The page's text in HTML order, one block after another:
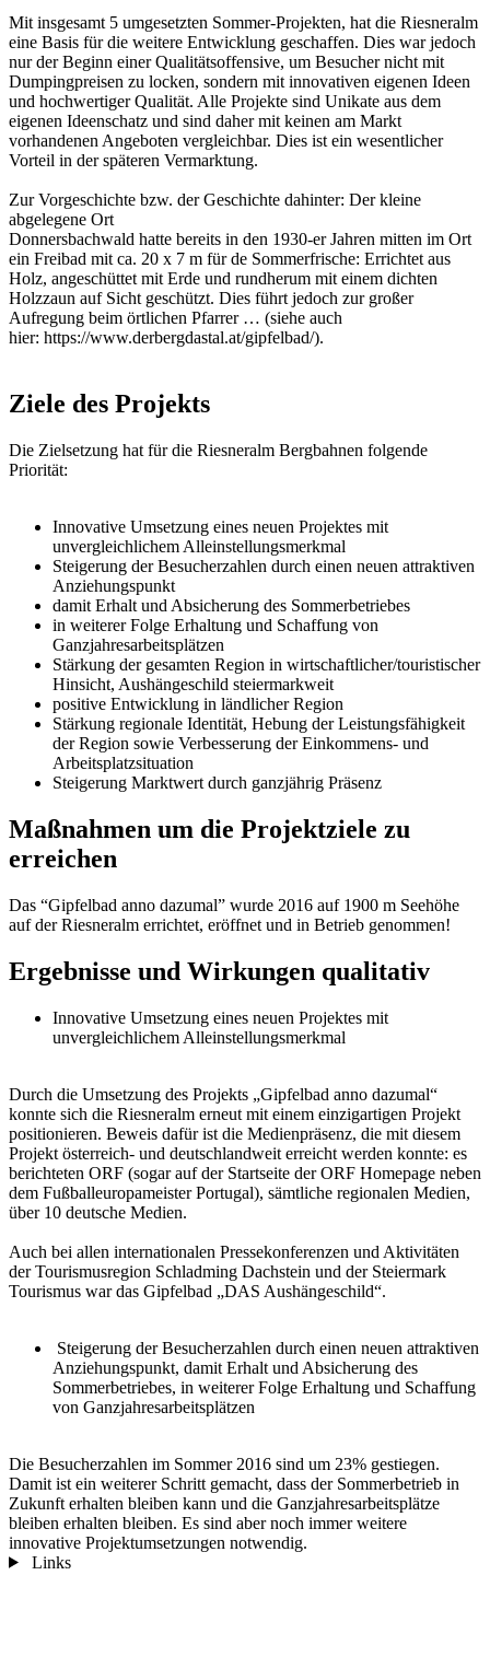
Mit insgesamt 5 umgesetzten Sommer-Projekten, hat die Riesneralm
eine Basis für die weitere Entwicklung geschaffen. Dies war jedoch
nur der Beginn einer Qualitätsoffensive, um Besucher nicht mit
Dumpingpreisen zu locken, sondern mit innovativen eigenen Ideen
und hochwertiger Qualität. Alle Projekte sind Unikate aus dem
eigenen Ideenschatz und sind daher mit keinen am Markt
vorhandenen Angeboten vergleichbar. Dies ist ein wesentlicher
Vorteil in der späteren Vermarktung.
Zur Vorgeschichte bzw. der Geschichte dahinter: Der kleine
abgelegene Ort
Donnersbachwald hatte bereits in den 1930-er Jahren mitten im Ort
ein Freibad mit ca. 20 x 7 m für de Sommerfrische: Errichtet aus
Holz, angeschüttet mit Erde und rundherum mit einem dichten
Holzzaun auf Sicht geschützt. Dies führt jedoch zur großer
Aufregung beim örtlichen Pfarrer … (siehe auch
hier: https://www.derbergdastal.at/gipfelbad/).
Ziele des Projekts
Die Zielsetzung hat für die Riesneralm Bergbahnen folgende
Priorität:
Innovative Umsetzung eines neuen Projektes mit
unvergleichlichem Alleinstellungsmerkmal
Steigerung der Besucherzahlen durch einen neuen attraktiven
Anziehungspunkt
damit Erhalt und Absicherung des Sommerbetriebes
in weiterer Folge Erhaltung und Schaffung von
Ganzjahresarbeitsplätzen
Stärkung der gesamten Region in wirtschaftlicher/touristischer
Hinsicht, Aushängeschild steiermarkweit
positive Entwicklung in ländlicher Region
Stärkung regionale Identität, Hebung der Leistungsfähigkeit
der Region sowie Verbesserung der Einkommens- und
Arbeitsplatzsituation
Steigerung Marktwert durch ganzjährig Präsenz
Maßnahmen um die Projektziele zu
erreichen
Das “Gipfelbad anno dazumal” wurde 2016 auf 1900 m Seehöhe
auf der Riesneralm errichtet, eröffnet und in Betrieb genommen!
Ergebnisse und Wirkungen qualitativ
Innovative Umsetzung eines neuen Projektes mit
unvergleichlichem Alleinstellungsmerkmal
Durch die Umsetzung des Projekts „Gipfelbad anno dazumal“
konnte sich die Riesneralm erneut mit einem einzigartigen Projekt
positionieren. Beweis dafür ist die Medienpräsenz, die mit diesem
Projekt österreich- und deutschlandweit erreicht werden konnte: es
berichteten ORF (sogar auf der Startseite der ORF Homepage neben
dem Fußballeuropameister Portugal), sämtliche regionalen Medien,
über 10 deutsche Medien.
Auch bei allen internationalen Pressekonferenzen und Aktivitäten
der Tourismusregion Schladming Dachstein und der Steiermark
Tourismus war das Gipfelbad „DAS Aushängeschild“.
Steigerung der Besucherzahlen durch einen neuen attraktiven
Anziehungspunkt, damit Erhalt und Absicherung des
Sommerbetriebes, in weiterer Folge Erhaltung und Schaffung
von Ganzjahresarbeitsplätzen
Die Besucherzahlen im Sommer 2016 sind um 23% gestiegen.
Damit ist ein weiterer Schritt gemacht, dass der Sommerbetrieb in
Zukunft erhalten bleiben kann und die Ganzjahresarbeitsplätze
bleiben erhalten bleiben. Es sind aber noch immer weitere
innovative Projektumsetzungen notwendig.
Links